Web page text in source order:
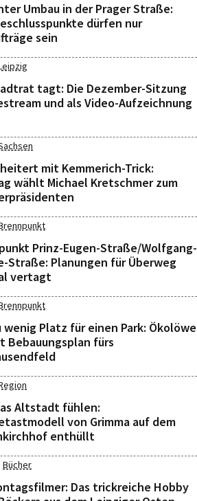
Umbau in der Prager Straße:
dürfen nur
sein
tagt: Die Dezember-Sitzung
und als Video-Aufzeichnung
mit Kemmerich-Trick:
wählt Michael Kretschmer zum
Prinz-Eugen-Straße/Wolfgang-
Straße: Planungen für Überweg
vertagt
wenig Platz für einen Park: Ökolöwe
Bebauungsplan fürs
Altstadt fühlen:
von Grimma auf dem
enthüllt
Bücher
Das trickreiche Hobby